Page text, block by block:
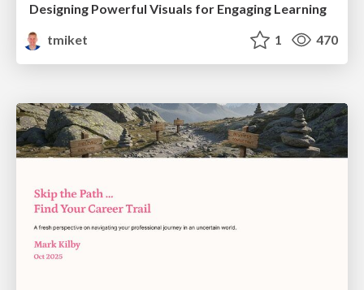
Designing Powerful Visuals for Engaging Learning
tmiket
1 470